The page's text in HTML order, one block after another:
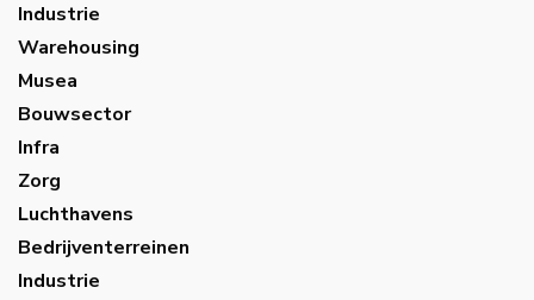
Industrie
Warehousing
Musea
Bouwsector
Infra
Zorg
Luchthavens
Bedrijventerreinen
Industrie